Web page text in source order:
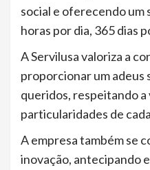
social e oferecendo um
horas por dia, 365 dias
A Servilusa valoriza a
proporcionar um adeus
queridos, respeitando
particularidades de
A empresa também se
inovação, antecipando